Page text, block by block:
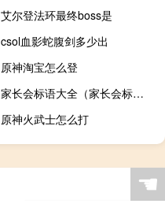
艾尔登法环最终boss是
csol血影蛇腹剑多少出
原神淘宝怎么登
家长会标语大全（家长会标语大全）
原神火武士怎么打
☚